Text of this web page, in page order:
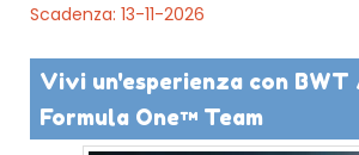
Scadenza: 13-11-2026
Vivi un'esperienza con BWT
Formula One™ Team